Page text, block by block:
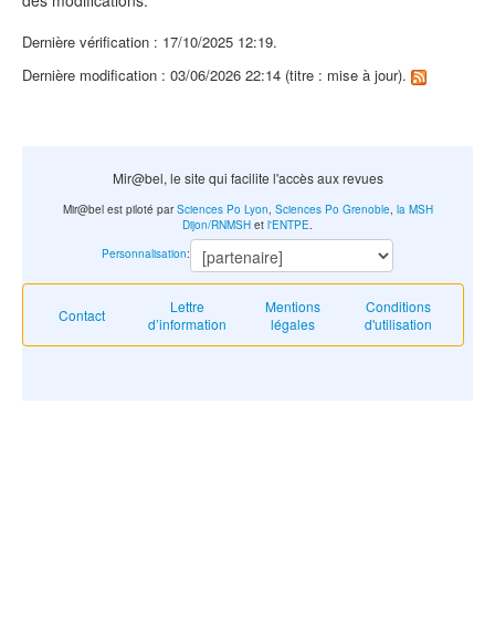
Dernière vérification : 17/10/2025 12:19.
Dernière modification : 03/06/2026 22:14 (titre : mise à jour).
Mir@bel, le site qui facilite l'accès aux revues
Contact
Lettre
d’information
Mentions
légales
Conditions
d'utilisation
Mir@bel est piloté parSciences Po Lyon Sciences Po Grenoble, la MSH
Dijon/RNMSH et l'ENTPE
Personnalisation: